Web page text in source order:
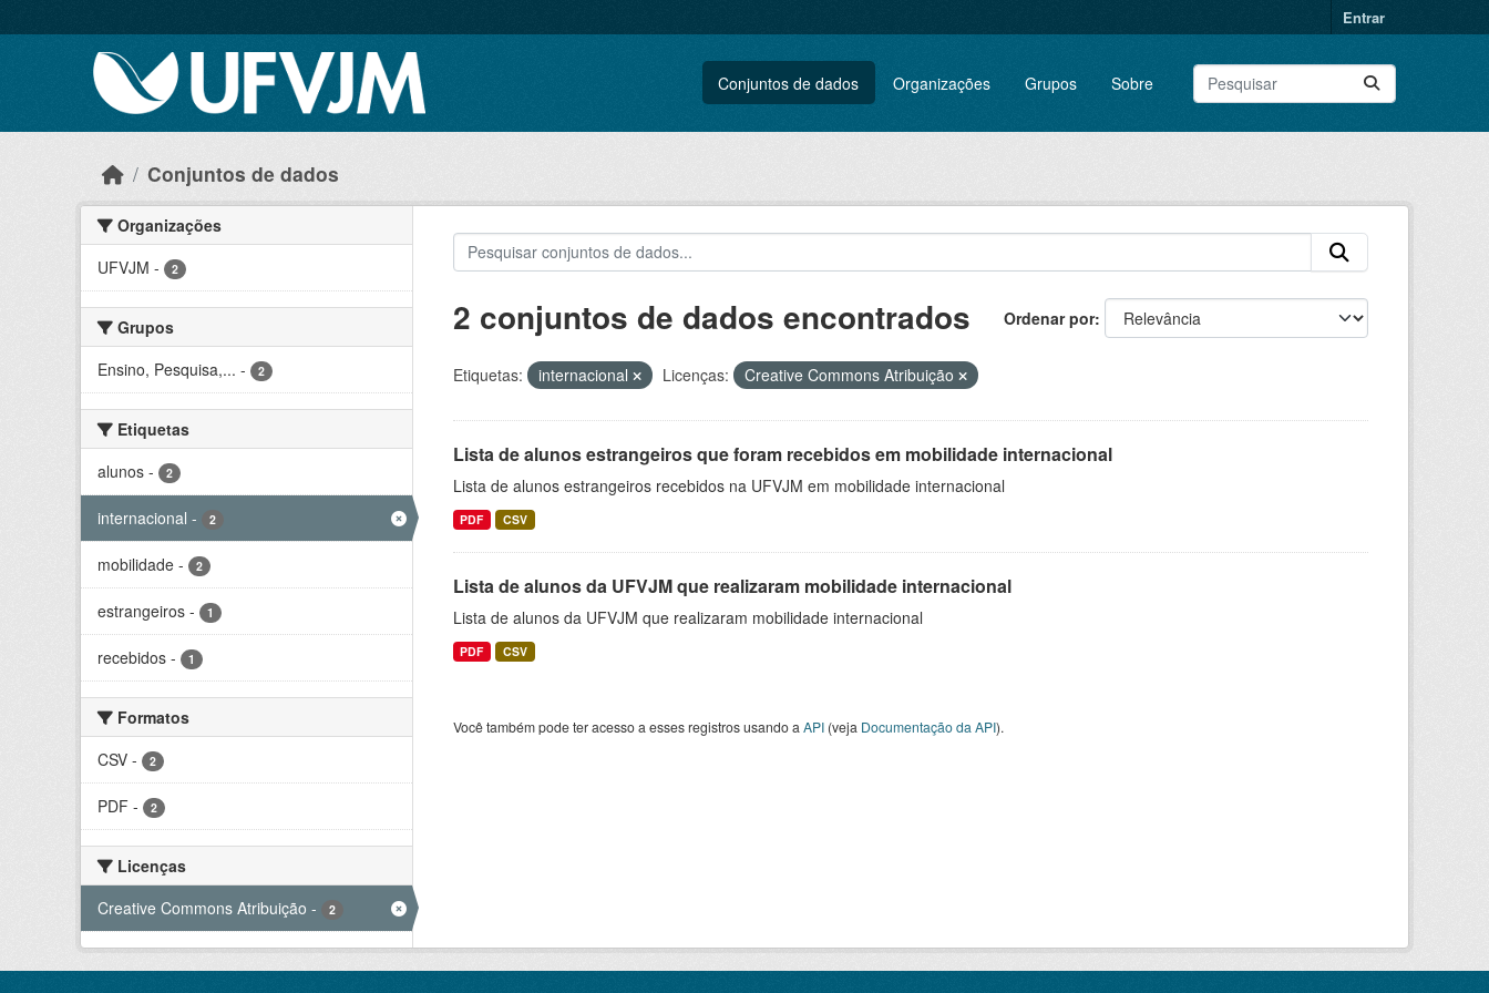
Entrar
Conjuntos de dados Organizações Grupos Sobre
Conjuntos de dados
Organizações
UFVJM - 2
Grupos
Ensino, Pesquisa,... - 2
Etiquetas
alunos - 2
internacional - 2
mobilidade - 2
estrangeiros - 1
recebidos - 1
Formatos
CSV - 2
PDF - 2
Licenças
Creative Commons Atribuição - 2
Ordenar por
2 conjuntos de dados encontrados
Etiquetas: internacional Licenças: Creative Commons Atribuição
Lista de alunos estrangeiros que foram recebidos em mobilidade internacional
Lista de alunos estrangeiros recebidos na UFVJM em mobilidade internacional
PDF CSV
Lista de alunos da UFVJM que realizaram mobilidade internacional
Lista de alunos da UFVJM que realizaram mobilidade internacional
PDF CSV
Você também pode ter acesso a esses registros usando a API(veja Documentação da API).